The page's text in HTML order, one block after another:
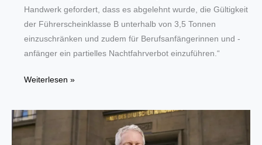
Handwerk gefordert, dass es abgelehnt wurde, die Gültigkeit
der Führerscheinklasse B unterhalb von 3,5 Tonnen
einzuschränken und zudem für Berufsanfängerinnen und -
anfänger ein partielles Nachtfahrverbot einzuführen.“
Fahrpraxis
Handwerker
sind
Weiterlesen »